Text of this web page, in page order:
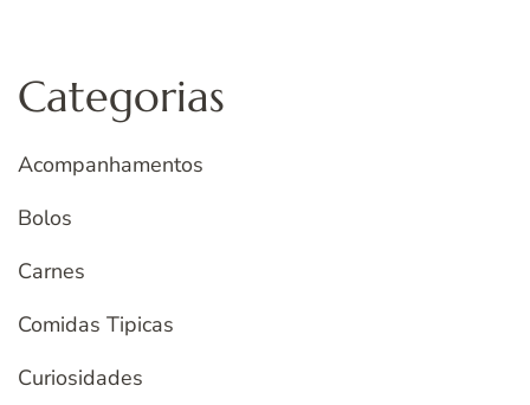
Categorias
Acompanhamentos
Bolos
Carnes
Comidas Tipicas
Curiosidades